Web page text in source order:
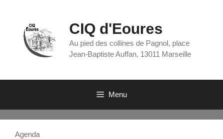
CIQ d'Eoures
Au pied des collines de Pagnol, place
Jean-Baptiste Auffan, 13011 Marseille
Menu
Agenda